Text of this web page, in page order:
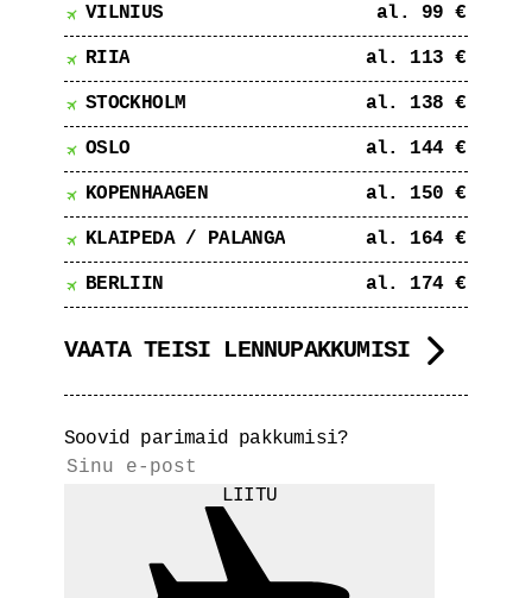
VILNIUS al. 99 €
RIIA al. 113 €
STOCKHOLM al. 138 €
OSLO al. 144 €
KOPENHAAGEN al. 150 €
KLAIPEDA / PALANGA al. 164 €
BERLIIN al. 174 €
VAATA TEISI LENNUPAKKUMISI
Soovid parimaid pakkumisi?
LIITU